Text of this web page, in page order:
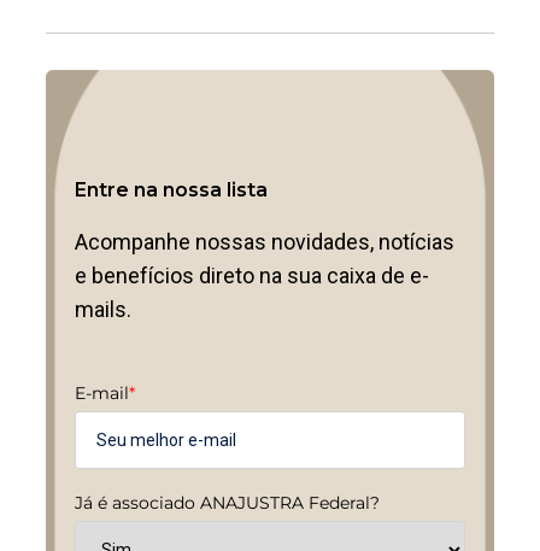
Entre na nossa lista
Acompanhe nossas novidades, notícias
e benefícios direto na sua caixa de e-
mails.
E-mail*
Já é associado ANAJUSTRA Federal?